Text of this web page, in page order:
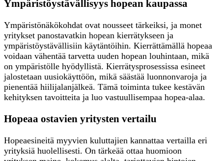
Ympäristöystävällisyys hopean kaupassa
Ympäristönäkökohdat ovat nousseet tärkeiksi, ja monet
yritykset panostavatkin hopean kierrätykseen ja
ympäristöystävällisiin käytäntöihin. Kierrättämällä hopeaa
voidaan vähentää tarvetta uuden hopean louhintaan, mikä
on ympäristölle hyödyllistä. Kierrätysprosessissa esineet
jalostetaan uusiokäyttöön, mikä säästää luonnonvaroja ja
pienentää hiilijalanjälkeä. Tämä toiminta tukee kestävän
kehityksen tavoitteita ja luo vastuullisempaa hopea-alaa.
Hopeaa ostavien yritysten vertailu
Hopeaesineitä myyvien kuluttajien kannattaa vertailla eri
yrityksiä huolellisesti. On tärkeää ottaa huomioon